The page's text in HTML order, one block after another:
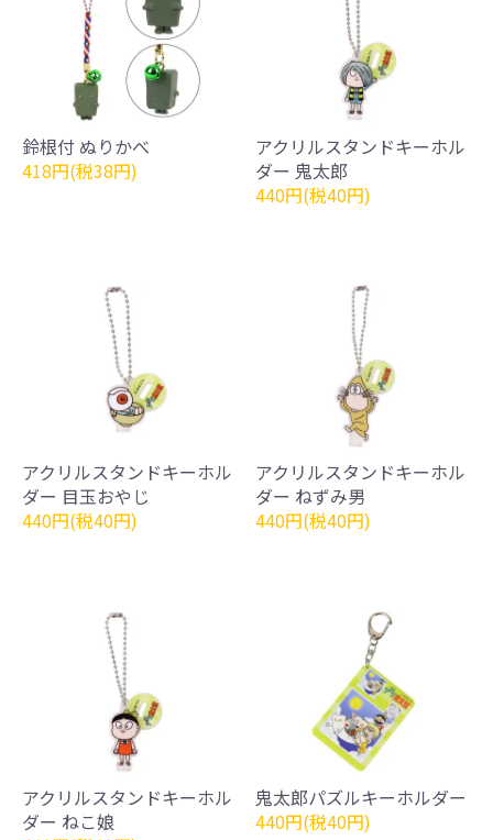
鈴根付 ぬりかべ
418円(税38円)
アクリルスタンドキーホル
ダー 鬼太郎
440円(税40円)
アクリルスタンドキーホル
ダー 目玉おやじ
440円(税40円)
アクリルスタンドキーホル
ダー ねずみ男
440円(税40円)
アクリルスタンドキーホル
ダー ねこ娘
鬼太郎パズルキーホルダー
440円(税40円)